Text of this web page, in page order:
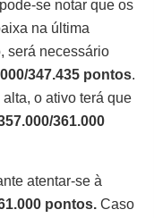
se notar que os
na última
será necessário
347.435 pontos.
o ativo terá que
361.000
atentar-se à
pontos. Caso